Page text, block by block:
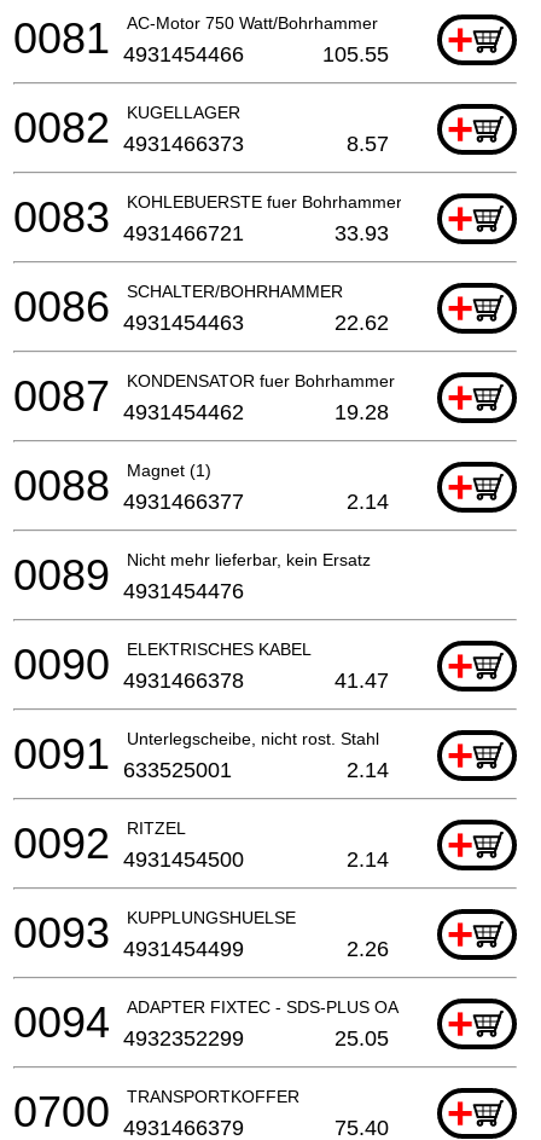
AC-Motor 750 Watt/Bohrhammer +
0081 4931454466 105.55
KUGELLAGER +
0082 4931466373 8.57
KOHLEBUERSTE fuer Bohrhammer +
0083 4931466721 33.93
SCHALTER/BOHRHAMMER +
0086 4931454463 22.62
KONDENSATOR fuer Bohrhammer +
0087 4931454462 19.28
Magnet (1) +
0088 4931466377 2.14
Nicht mehr lieferbar, kein Ersatz
0089 4931454476
ELEKTRISCHES KABEL +
0090 4931466378 41.47
Unterlegscheibe, nicht rost. Stahl +
0091 633525001 2.14
RITZEL +
0092 4931454500 2.14
KUPPLUNGSHUELSE +
0093 4931454499 2.26
ADAPTER FIXTEC - SDS-PLUS OA VOOR KH 26 XE
+
0094 4932352299 25.05
TRANSPORTKOFFER +
0700 4931466379 75.40